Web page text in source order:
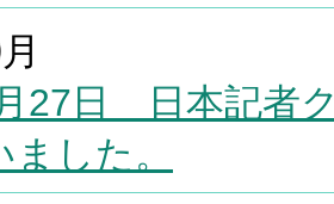
27日 日本記者
した。